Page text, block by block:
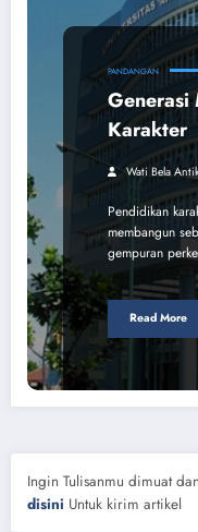
PANDANGAN
Generasi
Karakter
Wati Bela
Pendidikan
membangun
gempuran
Read More
Ingin Tulisanmu dimuat
disini Untuk kirim artikel